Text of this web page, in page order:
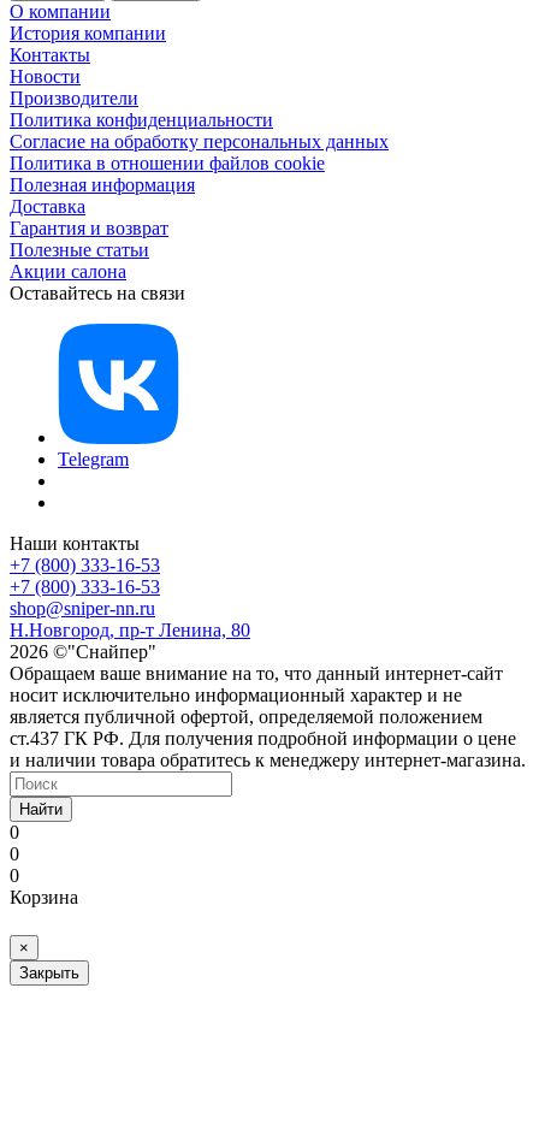
О компании
История компании
Контакты
Новости
Производители
Политика конфиденциальности
Согласие на обработку персональных данных
Политика в отношении файлов cookie
Полезная информация
Доставка
Гарантия и возврат
Полезные статьи
Акции салона
Оставайтесь на связи
Telegram
Наши контакты
+7 (800) 333-16-53
+7 (800) 333-16-53
shop@sniper-nn.ru
Н.Новгород, пр-т Ленина, 80
2026 ©"Снайпер"
Обращаем ваше внимание на то, что данный интернет-сайт
носит исключительно информационный характер и не
является публичной офертой, определяемой положением
ст.437 ГК РФ. Для получения подробной информации о цене
и наличии товара обратитесь к менеджеру интернет-магазина.
Найти
0
0
0
Корзина
×
Закрыть